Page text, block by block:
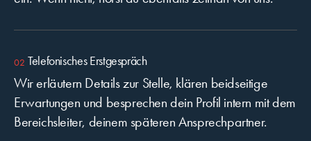
Telefonisches Erstgespräch
Wir erläutern Details zur Stelle, klären beidseitige
Erwartungen und besprechen dein Profil intern mit dem
Bereichsleiter, deinem späteren Ansprechpartner.